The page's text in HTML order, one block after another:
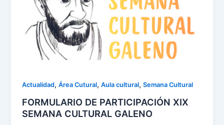
Actualidad,Área Cutural,Aula cultural,Semana Cultural
FORMULARIO DE PARTICIPACIÓN XIX
SEMANA CULTURAL GALENO